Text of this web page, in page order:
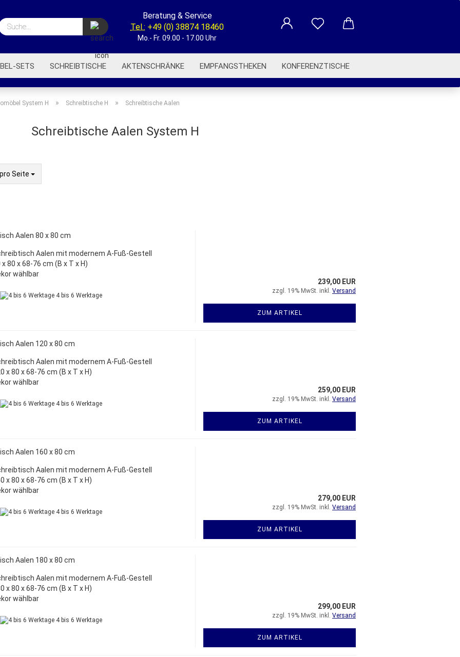
Suche...
Beratung & Service
Tel.: +49 (0) 38874 18460
Mo.- Fr. 09.00 - 17.00 Uhr
SETS SCHREIBTISCHE AKTENSCHRÄNKE EMPFANGSTHEKEN KONFERENZTISCHE
BÜROREGALE BÜROWAGEN AKUSTIK-TRENNWÄNDE BETRIEBSAUSSTATTUNG
System H » Schreibtische H » Schreibtische Aalen
Schreibtische Aalen System H
Seite
Aalen 80 x 80 cm
Aalen mit modernem A-Fuß-Gestell
x 80 x 68-76 cm (B x T x H)
wählbar
4 bis 6 Werktage
239,00 EUR
zzgl. 19% MwSt. inkl. Versand
ZUM ARTIKEL
Aalen 120 x 80 cm
Aalen mit modernem A-Fuß-Gestell
x 80 x 68-76 cm (B x T x H)
wählbar
4 bis 6 Werktage
259,00 EUR
zzgl. 19% MwSt. inkl. Versand
ZUM ARTIKEL
Aalen 160 x 80 cm
Aalen mit modernem A-Fuß-Gestell
x 80 x 68-76 cm (B x T x H)
wählbar
4 bis 6 Werktage
279,00 EUR
zzgl. 19% MwSt. inkl. Versand
ZUM ARTIKEL
Aalen 180 x 80 cm
Aalen mit modernem A-Fuß-Gestell
x 80 x 68-76 cm (B x T x H)
wählbar
4 bis 6 Werktage
299,00 EUR
zzgl. 19% MwSt. inkl. Versand
ZUM ARTIKEL